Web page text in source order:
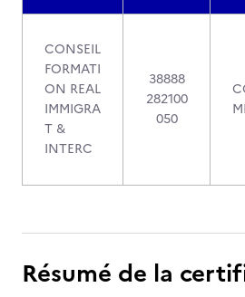
CONSEIL
FORMATI
ON REAL
IMMIGRA
T &
INTERC
38888
282100
050
MI
Résumé de la